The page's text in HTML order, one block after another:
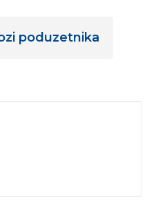
poduzetnika